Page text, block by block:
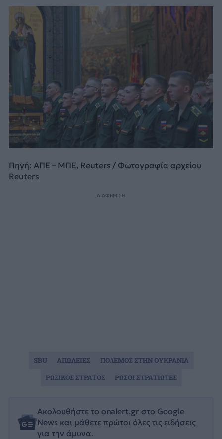
Πηγή: ΑΠΕ – ΜΠΕ, Reuters / Φωτογραφία αρχείου
Reuters
ΔΙΑΦΗΜΙΣΗ
Ακολουθήστε το onalert.gr στο Google
News και μάθετε πρώτοι όλες τις ειδήσεις
για την άμυνα.
SBU ΑΠΩΛΕΙΕΣ
ΠΟΛΕΜΟΣ ΣΤΗΝ ΟΥΚΡΑΝΙΑ
ΡΩΣΙΚΟΣ ΣΤΡΑΤΟΣ
ΡΩΣΟΙ ΣΤΡΑΤΙΩΤΕΣ